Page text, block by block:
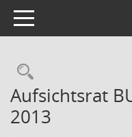
Toggle navigation
Aufsichtsrat
2013